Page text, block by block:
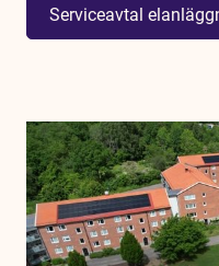
Serviceavtal